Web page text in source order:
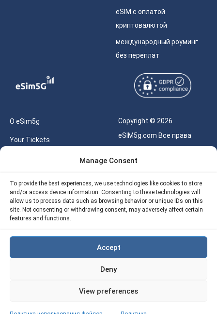
Manage Consent
To provide the best experiences, we use technologies like cookies to store
and/or access device information. Consenting to these technologies will
allow us to process data such as browsing behavior or unique IDs on this
site. Not consenting or withdrawing consent, may adversely affect certain
features and functions.
Accept
Deny
View preferences
eSIM с оплатой
криптовалютой
международный роуминг
без переплат
О eSim5g
Your Tickets
Калькулятор для eSIM
Политика возврата
eSIM5G
Copyright © 2026
eSIM5g.com Все права
Политика
конфиденциальности
Site Map